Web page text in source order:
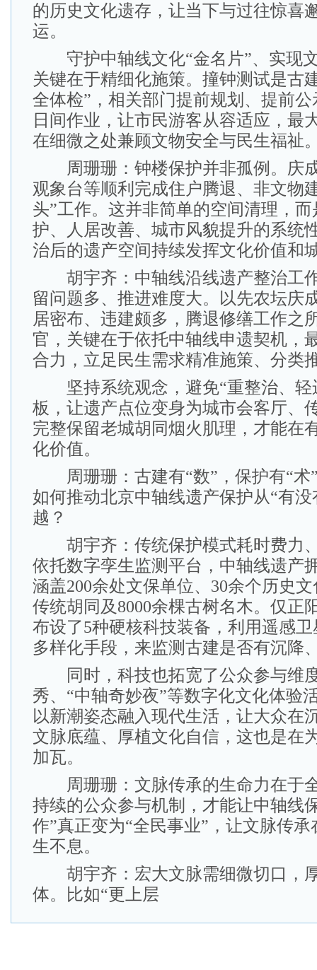
的历史文化遗存，让当下与过往惊喜
运。
守护中轴线文化“金名片”、实现
关键在于精细化施策。撞钟测试是古
全体检”，相关部门提前规划、提前
日间作业，让市民游客从容适应，最
在细微之处兼顾文物安全与民生福祉
周珊珊：钟楼保护并非孤例。庆
观象台等顺利完成住户腾退、非文物
头”工作。这并非简单的空间清理，
护、人居改善、城市风貌提升的系统
治后的遗产空间持续发挥文化价值和
胡宇齐：中轴线沿线遗产整治工
留问题多、推进难度大。以先农坛庆
居密布、违建颇多，腾退修缮工作之
官，关键在于依托中轴线申遗契机，
合力，立足民生需求精准施策、分类
坚持系统观念，避免“重整治、轻
板，让遗产点位变身为城市会客厅、
完整保留老城胡同烟火肌理，才能在
化价值。
周珊珊：古建有“数”，保护有“术
如何推动北京中轴线遗产保护从“有没
越？
胡宇齐：传统保护模式耗时费力
依托数字孪生监测平台，中轴线遗产
涵盖200余处文保单位、30余个历史
传统胡同及8000余棵古树名木。仅正
布设了5种硬核科技装备，利用遥感
多样化手段，来监测古建是否有沉降
同时，科技也拓宽了公众参与维
秀、“中轴奇妙夜”等数字化文化体验
以新潮姿态融入现代生活，让大众在
文脉底蕴、厚植文化自信，这也是在
加瓦。
周珊珊：文脉传承的生命力在于
持续的公众参与机制，才能让中轴线
作”真正变为“全民事业”，让文脉传
生不息。
胡宇齐：宏大文脉需细微切口，
体。比如“更上层